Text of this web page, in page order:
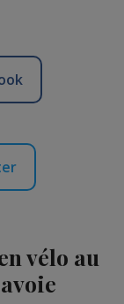
vélo au